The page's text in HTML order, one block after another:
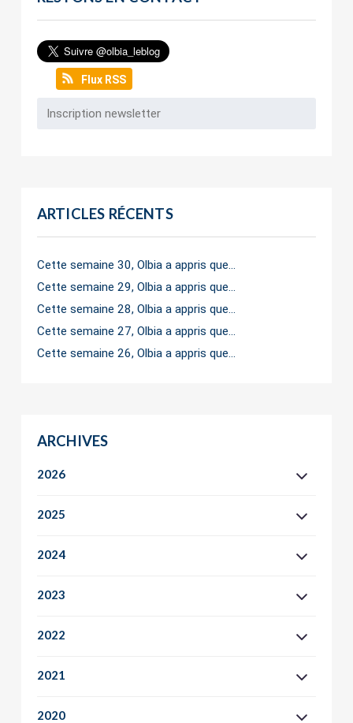
Flux RSS
ARTICLES RÉCENTS
Cette semaine 30, Olbia a appris que…
Cette semaine 29, Olbia a appris que…
Cette semaine 28, Olbia a appris que…
Cette semaine 27, Olbia a appris que…
Cette semaine 26, Olbia a appris que…
ARCHIVES
2026
2025
2024
2023
2022
2021
2020